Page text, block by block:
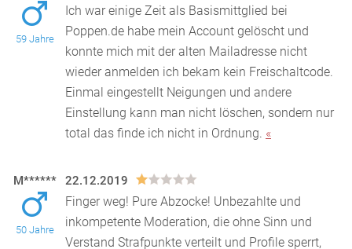
59 Jahre
Ich war einige Zeit als Basismittglied bei
Poppen.de habe mein Account gelöscht und
konnte mich mit der alten Mailadresse nicht
wieder anmelden ich bekam kein Freischaltcode.
Einmal eingestellt Neigungen und andere
Einstellung kann man nicht löschen, sondern nur
total das finde ich nicht in Ordnung. «
M******
50 Jahre
22.12.2019
Finger weg! Pure Abzocke! Unbezahlte und
inkompetente Moderation, die ohne Sinn und
Verstand Strafpunkte verteilt und Profile sperrt,